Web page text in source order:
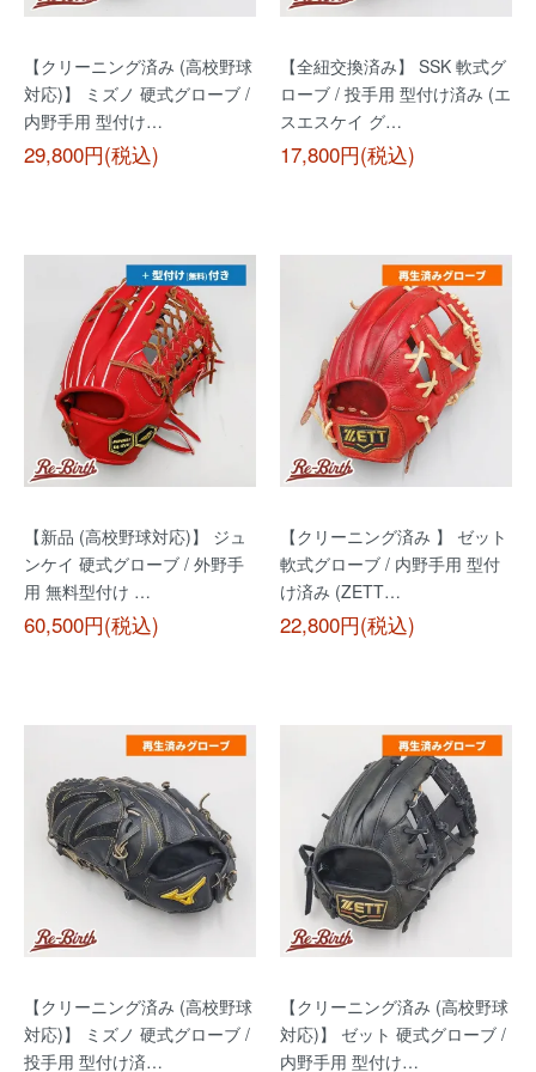
【クリーニング済み (高校野球
対応)】 ミズノ 硬式グローブ /
内野手用 型付け…
29,800円(税込)
【全紐交換済み】 SSK 軟式グ
ローブ / 投手用 型付け済み (エ
スエスケイ グ…
17,800円(税込)
【新品 (高校野球対応)】 ジュ
ンケイ 硬式グローブ / 外野手
用 無料型付け …
60,500円(税込)
【クリーニング済み 】 ゼット
軟式グローブ / 内野手用 型付
け済み (ZETT…
22,800円(税込)
【クリーニング済み (高校野球
対応)】 ミズノ 硬式グローブ /
投手用 型付け済…
【クリーニング済み (高校野球
対応)】 ゼット 硬式グローブ /
内野手用 型付け…